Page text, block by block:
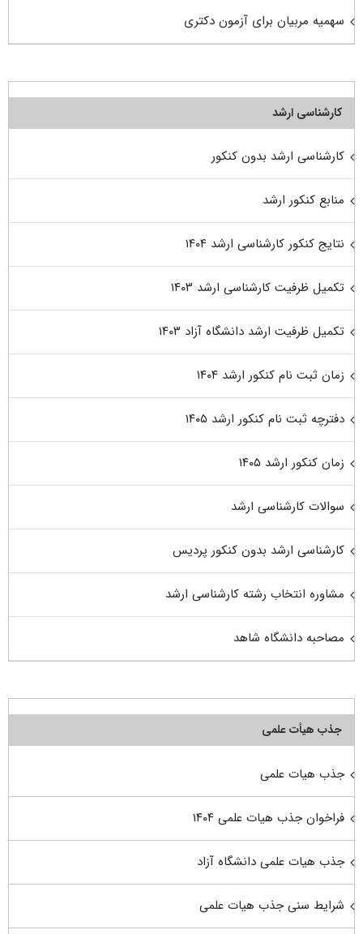
سهمیه مربیان برای آزمون دکتری
کارشناسی ارشد
کارشناسی ارشد بدون کنکور
منابع کنکور ارشد
نتایج کنکور کارشناسی ارشد ۱۴۰۴
تکمیل ظرفیت کارشناسی ارشد ۱۴۰۳
تکمیل ظرفیت ارشد دانشگاه آزاد ۱۴۰۳
زمان ثبت نام کنکور ارشد ۱۴۰۴
دفترچه ثبت نام کنکور ارشد ۱۴۰۵
زمان کنکور ارشد ۱۴۰۵
سوالات کارشناسی ارشد
کارشناسی ارشد بدون کنکور پردیس
مشاوره انتخاب رشته کارشناسی ارشد
مصاحبه دانشگاه شاهد
جذب هیأت علمی
جذب هیات علمی
فراخوان جذب هیات علمی ۱۴۰۴
جذب هیات علمی دانشگاه آزاد
شرایط سنی جذب هیات علمی